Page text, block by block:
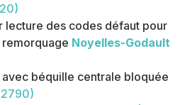
lecture des codes défaut pour
Noyelles-Godault
béquille centrale bloquée